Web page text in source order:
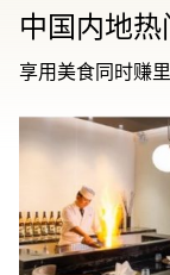
中国内地
享用美食同时赚